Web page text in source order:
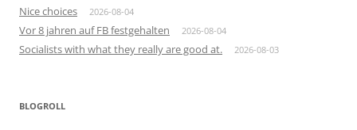
Nice choices 2026-08-04
Vor 8 jahren auf FB festgehalten 2026-08-04
Socialists with what they really are good at. 2026-08-03
BLOGROLL